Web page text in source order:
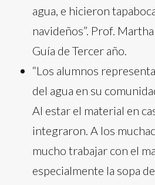
agua, e hicieron
navideños”. Prof.
Guía de Tercer año.
“Los alumnos
del agua en su
Al estar el material en
integraron. A los
mucho trabajar con el
especialmente la sopa